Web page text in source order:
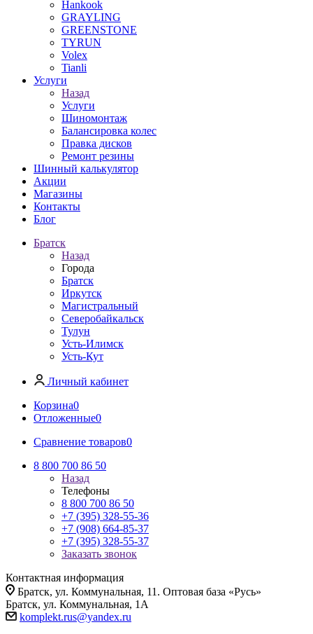
Hankook
GRAYLING
GREENSTONE
TYRUN
Volex
Tianli
Услуги
Назад
Услуги
Шиномонтаж
Балансировка колес
Правка дисков
Ремонт резины
Шинный калькулятор
Акции
Магазины
Контакты
Блог
Братск
Назад
Города
Братск
Иркутск
Магистральный
Северобайкальск
Тулун
Усть-Илимск
Усть-Кут
Личный кабинет
Корзина0
Отложенные0
Сравнение товаров0
8 800 700 86 50
Назад
Телефоны
8 800 700 86 50
+7 (395) 328-55-36
+7 (908) 664-85-37
+7 (395) 328-55-37
Заказать звонок
Контактная информация
Братск, ул. Коммунальная, 11. Оптовая база «Русь»
Братск, ул. Коммунальная, 1А
komplekt.rus@yandex.ru